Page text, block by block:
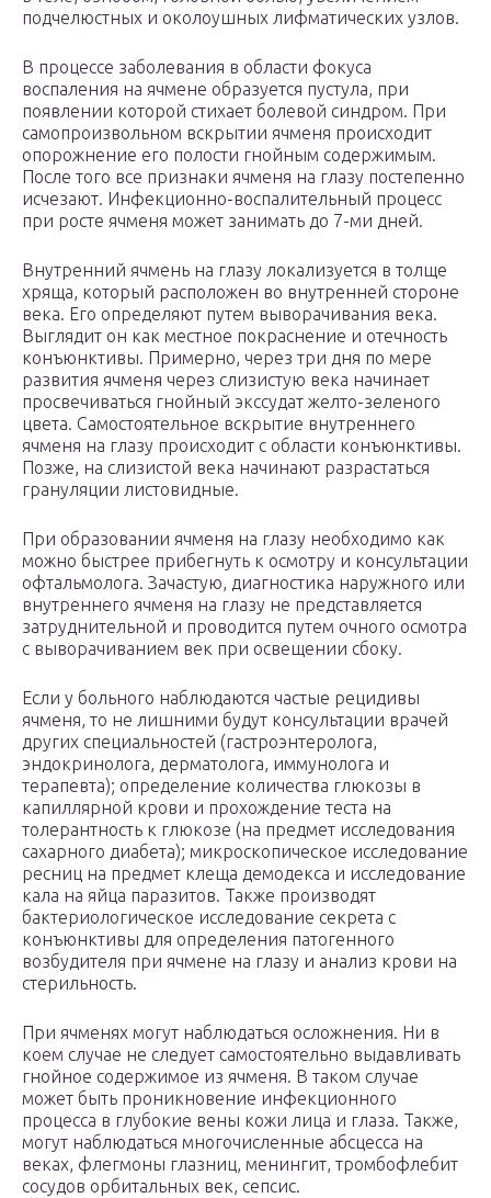
подчелюстных и околоушных лифматических узлов.
В процессе заболевания в области фокуса
воспаления на ячмене образуется пустула, при
появлении которой стихает болевой синдром. При
самопроизвольном вскрытии ячменя происходит
опорожнение его полости гнойным содержимым.
После того все признаки ячменя на глазу постепенно
исчезают. Инфекционно-воспалительный процесс
при росте ячменя может занимать до 7-ми дней.
Внутренний ячмень на глазу локализуется в толще
хряща, который расположен во внутренней стороне
века. Его определяют путем выворачивания века.
Выглядит он как местное покраснение и отечность
конъюнктивы. Примерно, через три дня по мере
развития ячменя через слизистую века начинает
просвечиваться гнойный экссудат желто-зеленого
цвета. Самостоятельное вскрытие внутреннего
ячменя на глазу происходит с области конъюнктивы.
Позже, на слизистой века начинают разрастаться
грануляции листовидные.
При образовании ячменя на глазу необходимо как
можно быстрее прибегнуть к осмотру и консультации
офтальмолога. Зачастую, диагностика наружного или
внутреннего ячменя на глазу не представляется
затруднительной и проводится путем очного осмотра
с выворачиванием век при освещении сбоку.
Если у больного наблюдаются частые рецидивы
ячменя, то не лишними будут консультации врачей
других специальностей (гастроэнтеролога,
эндокринолога, дерматолога, иммунолога и
терапевта); определение количества глюкозы в
капиллярной крови и прохождение теста на
толерантность к глюкозе (на предмет исследования
сахарного диабета); микроскопическое исследование
ресниц на предмет клеща демодекса и исследование
кала на яйца паразитов. Также производят
бактериологическое исследование секрета с
конъюнктивы для определения патогенного
возбудителя при ячмене на глазу и анализ крови на
стерильность.
При ячменях могут наблюдаться осложнения. Ни в
коем случае не следует самостоятельно выдавливать
гнойное содержимое из ячменя. В таком случае
может быть проникновение инфекционного
процесса в глубокие вены кожи лица и глаза. Также,
могут наблюдаться многочисленные абсцесса на
веках, флегмоны глазниц, менингит, тромбофлебит
сосудов орбитальных век, сепсис.